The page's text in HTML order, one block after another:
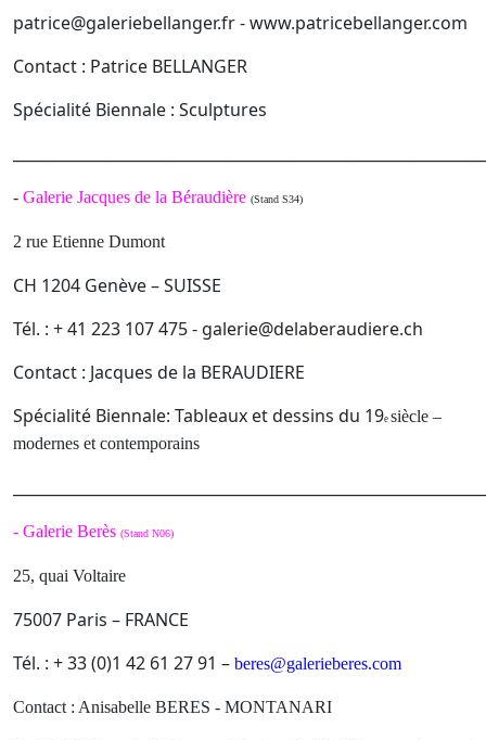
patrice@galeriebellanger.fr - www.patricebellanger.com
Contact : Patrice BELLANGER
Spécialité Biennale : Sculptures
- Galerie Jacques de la Béraudière (Stand S34)
2 rue Etienne Dumont
CH 1204 Genève – SUISSE
Tél. : + 41 223 107 475 - galerie@delaberaudiere.ch
Contact : Jacques de la BERAUDIERE
Spécialité Biennale: Tableaux et dessins du 19e siècle –
modernes et contemporains
- Galerie Berès (Stand N06)
25, quai Voltaire
75007 Paris – FRANCE
Tél. : + 33 (0)1 42 61 27 91 – beres@galerieberes.com
Contact : Anisabelle BERES - MONTANARI